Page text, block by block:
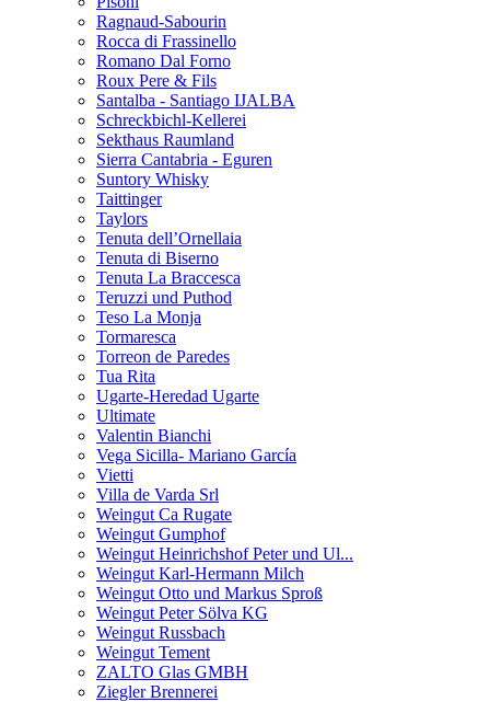
Ragnaud-Sabourin
Rocca di Frassinello
Romano Dal Forno
Roux Pere & Fils
Santalba - Santiago IJALBA
Schreckbichl-Kellerei
Sekthaus Raumland
Sierra Cantabria - Eguren
Suntory Whisky
Taittinger
Taylors
Tenuta dell’Ornellaia
Tenuta di Biserno
Tenuta La Braccesca
Teruzzi und Puthod
Teso La Monja
Tormaresca
Torreon de Paredes
Tua Rita
Ugarte-Heredad Ugarte
Ultimate
Valentin Bianchi
Vega Sicilla- Mariano García
Vietti
Villa de Varda Srl
Weingut Ca Rugate
Weingut Gumphof
Weingut Heinrichshof Peter und Ul...
Weingut Karl-Hermann Milch
Weingut Otto und Markus Sproß
Weingut Peter Sölva KG
Weingut Russbach
Weingut Tement
ZALTO Glas GMBH
Ziegler Brennerei